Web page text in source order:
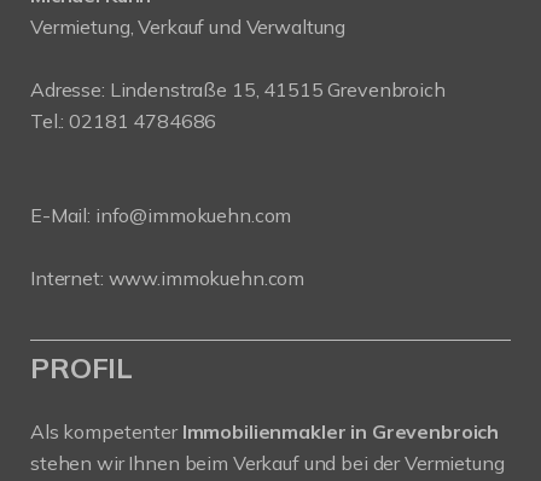
Vermietung, Verkauf und Verwaltung
Adresse: Lindenstraße 15, 41515 Grevenbroich
Tel.: 02181 4784686
E-Mail: info@immokuehn.com
Internet: www.immokuehn.com
PROFIL
Als kompetenter Immobilienmakler in Grevenbroich
stehen wir Ihnen beim Verkauf und bei der Vermietung